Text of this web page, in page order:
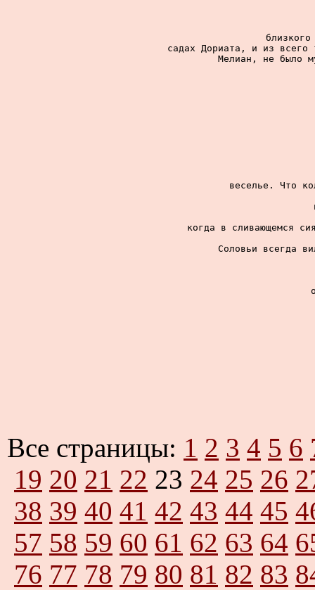
садах Дориата, и из всего
Мелиан, не было
веселье. Что
когда в сливающемся
Соловьи всегда
Все страницы: 1 2 3 4 5 6
19 20 21 22 23 24 25 26
38 39 40 41 42 43 44 45
57 58 59 60 61 62 63 64
76 77 78 79 80 81 82 83